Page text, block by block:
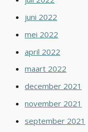
juni 2022
mei 2022
april 2022
maart 2022
december 2021
november 2021
september 2021